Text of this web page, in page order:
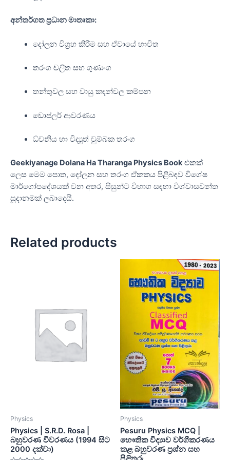
අන්තර්ගත ප්‍රධාන මාතෘකා:
දෝලන විග්‍රහ කිරීම සහ ඒවායේ භාවිත
තරංග චලිත සහ ගුණාංග
තන්තුවල සහ වායු කඳන්වල කම්පන
ඩොප්ලර් ආවරණය
ධ්වනිය හා විද්‍යුත් චුම්බක තරංග
Geekiyanage Dolana Ha Tharanga Physics Bookඑකක්
ලෙස මෙම පොත, දෝලන සහ තරංග ඒකකය පිළිබඳව විශේෂ
මාර්ගෝපදේශයක් වන අතර, සිසුන්ට විභාග සඳහා විශ්වාසවන්ත
සූදානමක් ලබාදෙයි.
Related products
Physics
Physics | S.R.D. Rosa |
බහුවරණ විවරණය (1994 සිට
2000 දක්වා)
Physics
Pesuru Physics MCQ |
භෞතික විද්‍යාව වර්ගීකරණය
කළ බහුවරණ ප්‍රශ්න සහ